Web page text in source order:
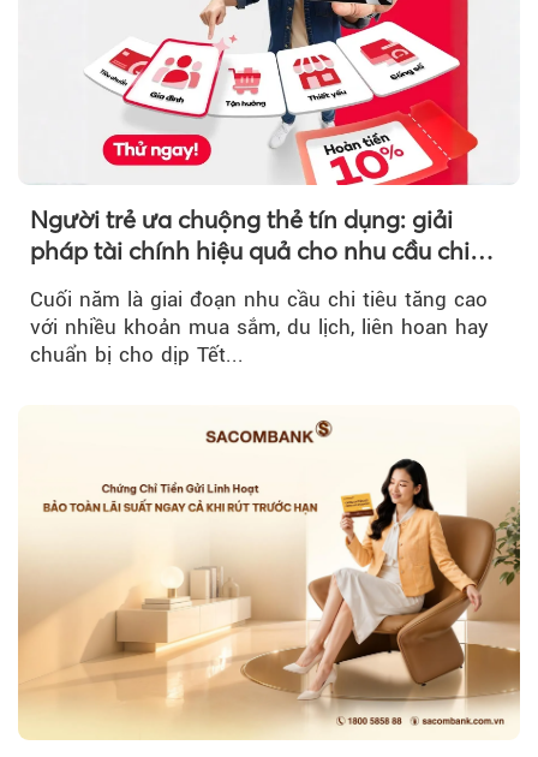
Người trẻ ưa chuộng thẻ tín dụng: giải
pháp tài chính hiệu quả cho nhu cầu chi
tiêu cuối năm
Cuối năm là giai đoạn nhu cầu chi tiêu tăng cao
với nhiều khoản mua sắm, du lịch, liên hoan hay
chuẩn bị cho dịp Tết...